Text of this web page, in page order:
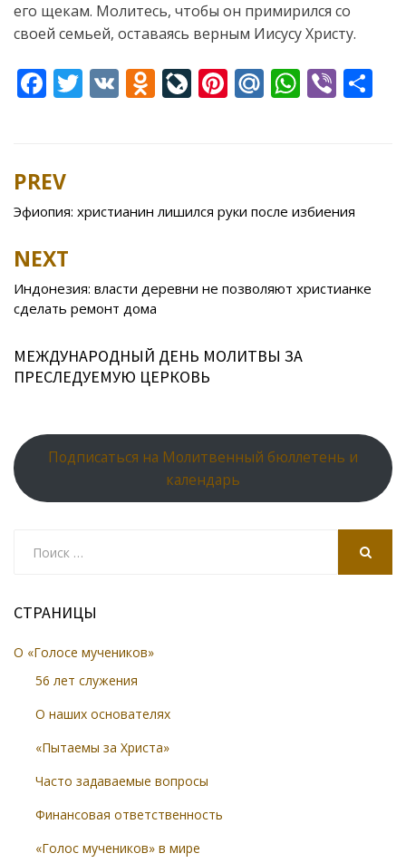
его щекам. Молитесь, чтобы он примирился со
своей семьей, оставаясь верным Иисусу Христу.
F
b
o
o
k
T V O
kl
as
ni
ki
Li
u
r
al
Pi
st
M
u
W
A
p
Vi
Post
navigation
PREV
Эфиопия: христианин лишился руки после избиения
NEXT
Индонезия: власти деревни не позволяют христианке
сделать ремонт дома
МЕЖДУНАРОДНЫЙ ДЕНЬ МОЛИТВЫ ЗА
ПРЕСЛЕДУЕМУЮ ЦЕРКОВЬ
Подписаться на Молитвенный бюллетень и
календарь
СТРАНИЦЫ
О «Голосе мучеников»
56 лет служения
О наших основателях
«Пытаемы за Христа»
Часто задаваемые вопросы
Финансовая ответственность
«Голос мучеников» в мире